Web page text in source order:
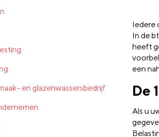
Iedere
In de
heeft
een
De
Als u
en glazenwassersbedrijf